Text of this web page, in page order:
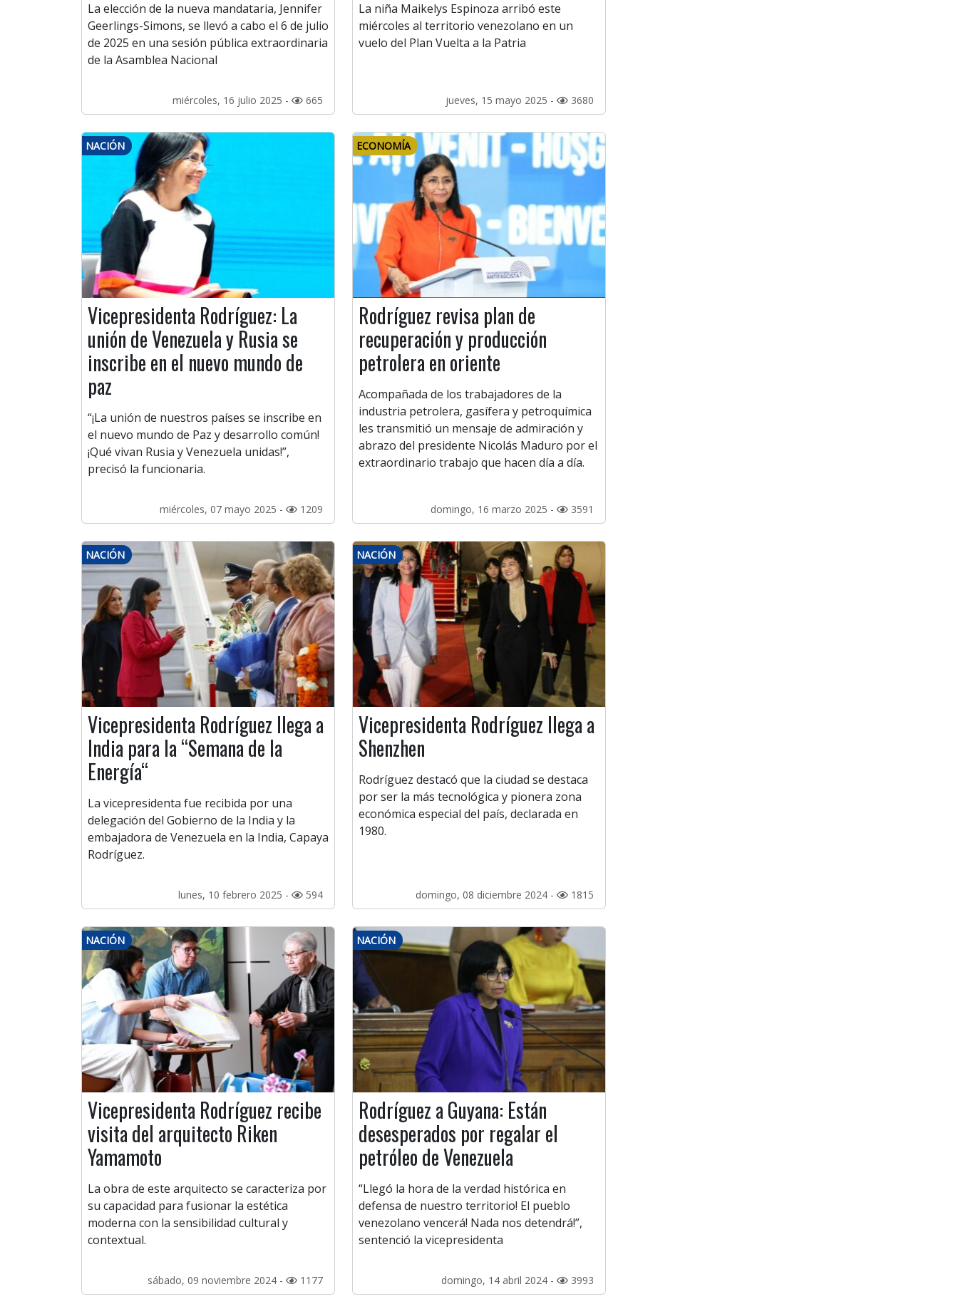
La elección de la nueva mandataria, Jennifer
Geerlings-Simons, se llevó a cabo el 6 de julio
de 2025 en una sesión pública extraordinaria
de la Asamblea Nacional
miércoles, 16 julio 2025 - 665
La niña Maikelys Espinoza arribó este
miércoles al territorio venezolano en un
vuelo del Plan Vuelta a la Patria
jueves, 15 mayo 2025 - 3680
NACIÓN
Vicepresidenta Rodríguez: La
unión de Venezuela y Rusia se
inscribe en el nuevo mundo de
paz
“¡La unión de nuestros países se inscribe en
el nuevo mundo de Paz y desarrollo común!
¡Qué vivan Rusia y Venezuela unidas!”,
precisó la funcionaria.
miércoles, 07 mayo 2025 - 1209
ECONOMÍA
Rodríguez revisa plan de
recuperación y producción
petrolera en oriente
Acompañada de los trabajadores de la
industria petrolera, gasífera y petroquímica
les transmitió un mensaje de admiración y
abrazo del presidente Nicolás Maduro por el
extraordinario trabajo que hacen día a día.
domingo, 16 marzo 2025 - 3591
NACIÓN
Vicepresidenta Rodríguez llega a
India para la “Semana de la
Energía“
La vicepresidenta fue recibida por una
delegación del Gobierno de la India y la
embajadora de Venezuela en la India, Capaya
Rodríguez.
lunes, 10 febrero 2025 - 594
NACIÓN
Vicepresidenta Rodríguez llega a
Shenzhen
Rodríguez destacó que la ciudad se destaca
por ser la más tecnológica y pionera zona
económica especial del país, declarada en
1980.
domingo, 08 diciembre 2024 - 1815
NACIÓN
Vicepresidenta Rodríguez recibe
visita del arquitecto Riken
Yamamoto
La obra de este arquitecto se caracteriza por
su capacidad para fusionar la estética
moderna con la sensibilidad cultural y
contextual.
sábado, 09 noviembre 2024 - 1177
NACIÓN
Rodríguez a Guyana: Están
desesperados por regalar el
petróleo de Venezuela
“Llegó la hora de la verdad histórica en
defensa de nuestro territorio! El pueblo
venezolano vencerá! Nada nos detendrá!”,
sentenció la vicepresidenta
domingo, 14 abril 2024 - 3993